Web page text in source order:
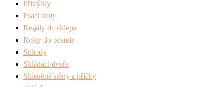
Přistýlky
Psací stoly
Regály do sklepa
Rošty do postele
Schody
Skládací dveře
Skleněné stěny a příčky